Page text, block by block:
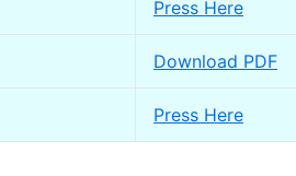
Press Here
Download PDF
Press Here